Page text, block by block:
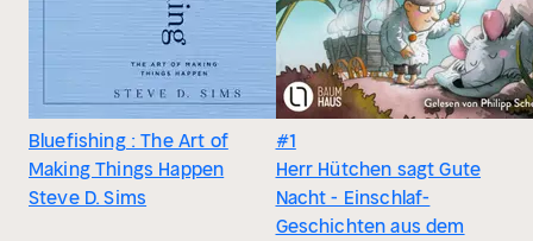
Bluefishing : The Art of
Making Things Happen
Steve D. Sims
#1
Herr Hütchen sagt Gute
Nacht - Einschlaf-
Geschichten aus dem